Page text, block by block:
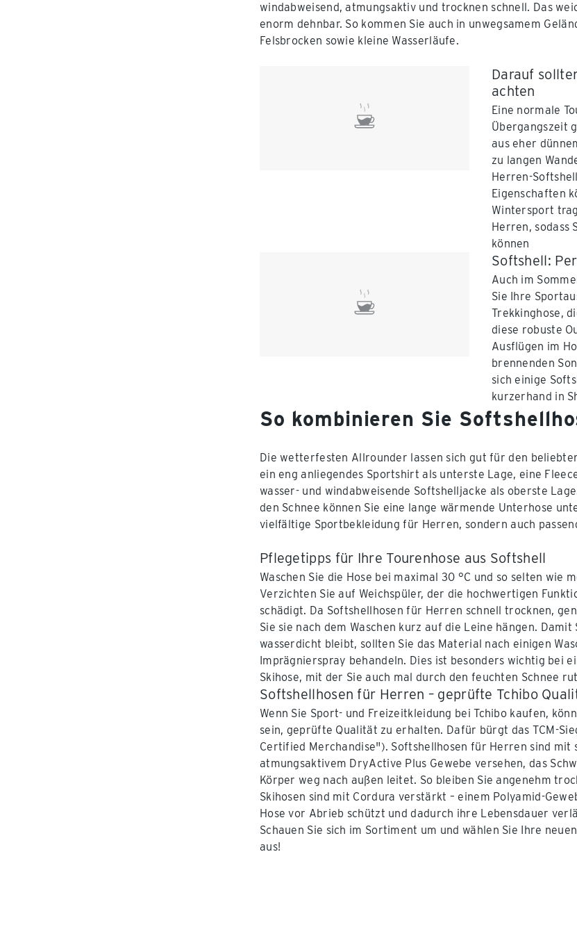
windabweisend, atmungsaktiv und trocknen schnell. Das
enorm dehnbar. So kommen Sie auch in unwegsamem
Felsbrocken sowie kleine Wasserläufe.
Darauf
achten
Eine normale
Übergangszeit
aus eher
zu langen
Herren-
Eigenschaften
Wintersport
Herren, sodass
können
Softshell:
Auch im
Sie Ihre
Trekkinghose,
diese robuste
Ausflügen im
brennenden
sich einige
kurzerhand in
So kombinieren Sie
Die wetterfesten Allrounder lassen sich gut für den
ein eng anliegendes Sportshirt als unterste Lage, eine
wasser- und windabweisende Softshelljacke als oberste
den Schnee können Sie eine lange wärmende Unterhose
vielfältige Sportbekleidung für Herren, sondern auch
Pflegetipps für Ihre Tourenhose aus Softshell
Waschen Sie die Hose bei maximal 30 °C und so selten wie
Verzichten Sie auf Weichspüler, der die hochwertigen
schädigt. Da Softshellhosen für Herren schnell trocknen,
Sie sie nach dem Waschen kurz auf die Leine hängen. Damit
wasserdicht bleibt, sollten Sie das Material nach einigen
Imprägnierspray behandeln. Dies ist besonders wichtig bei
Skihose, mit der Sie auch mal durch den feuchten Schnee
Softshellhosen für Herren – geprüfte Tchibo
Wenn Sie Sport- und Freizeitkleidung bei Tchibo kaufen,
sein, geprüfte Qualität zu erhalten. Dafür bürgt das TCM-
Certified Merchandise"). Softshellhosen für Herren sind mit
atmungsaktivem DryActive Plus Gewebe versehen, das
Körper weg nach außen leitet. So bleiben Sie angenehm
Skihosen sind mit Cordura verstärkt – einem Polyamid-
Hose vor Abrieb schützt und dadurch ihre Lebensdauer
Schauen Sie sich im Sortiment um und wählen Sie Ihre
aus!